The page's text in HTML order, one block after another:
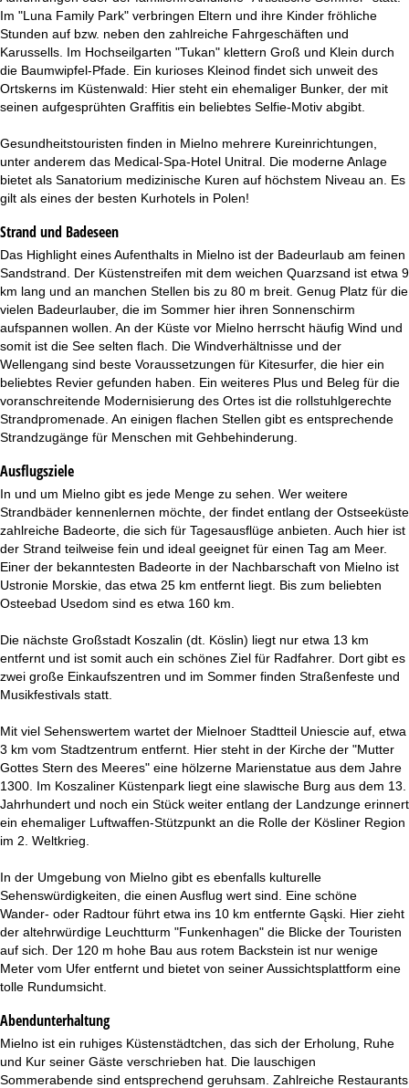
Im "Luna Family Park" verbringen Eltern und ihre Kinder fröhliche
Stunden auf bzw. neben den zahlreiche Fahrgeschäften und
Karussells. Im Hochseilgarten "Tukan" klettern Groß und Klein durch
die Baumwipfel-Pfade. Ein kurioses Kleinod findet sich unweit des
Ortskerns im Küstenwald: Hier steht ein ehemaliger Bunker, der mit
seinen aufgesprühten Graffitis ein beliebtes Selfie-Motiv abgibt.
Gesundheitstouristen finden in Mielno mehrere Kureinrichtungen,
unter anderem das Medical-Spa-Hotel Unitral. Die moderne Anlage
bietet als Sanatorium medizinische Kuren auf höchstem Niveau an. Es
gilt als eines der besten Kurhotels in Polen!
Strand und Badeseen
Das Highlight eines Aufenthalts in Mielno ist der Badeurlaub am feinen
Sandstrand. Der Küstenstreifen mit dem weichen Quarzsand ist etwa 9
km lang und an manchen Stellen bis zu 80 m breit. Genug Platz für die
vielen Badeurlauber, die im Sommer hier ihren Sonnenschirm
aufspannen wollen. An der Küste vor Mielno herrscht häufig Wind und
somit ist die See selten flach. Die Windverhältnisse und der
Wellengang sind beste Voraussetzungen für Kitesurfer, die hier ein
beliebtes Revier gefunden haben. Ein weiteres Plus und Beleg für die
voranschreitende Modernisierung des Ortes ist die rollstuhlgerechte
Strandpromenade. An einigen flachen Stellen gibt es entsprechende
Strandzugänge für Menschen mit Gehbehinderung.
Ausflugsziele
In und um Mielno gibt es jede Menge zu sehen. Wer weitere
Strandbäder kennenlernen möchte, der findet entlang der Ostseeküste
zahlreiche Badeorte, die sich für Tagesausflüge anbieten. Auch hier ist
der Strand teilweise fein und ideal geeignet für einen Tag am Meer.
Einer der bekanntesten Badeorte in der Nachbarschaft von Mielno ist
Ustronie Morskie, das etwa 25 km entfernt liegt. Bis zum beliebten
Osteebad Usedom sind es etwa 160 km.
Die nächste Großstadt Koszalin (dt. Köslin) liegt nur etwa 13 km
entfernt und ist somit auch ein schönes Ziel für Radfahrer. Dort gibt es
zwei große Einkaufszentren und im Sommer finden Straßenfeste und
Musikfestivals statt.
Mit viel Sehenswertem wartet der Mielnoer Stadtteil Uniescie auf, etwa
3 km vom Stadtzentrum entfernt. Hier steht in der Kirche der "Mutter
Gottes Stern des Meeres" eine hölzerne Marienstatue aus dem Jahre
1300. Im Koszaliner Küstenpark liegt eine slawische Burg aus dem 13.
Jahrhundert und noch ein Stück weiter entlang der Landzunge erinnert
ein ehemaliger Luftwaffen-Stützpunkt an die Rolle der Kösliner Region
im 2. Weltkrieg.
In der Umgebung von Mielno gibt es ebenfalls kulturelle
Sehenswürdigkeiten, die einen Ausflug wert sind. Eine schöne
Wander- oder Radtour führt etwa ins 10 km entfernte Gąski. Hier zieht
der altehrwürdige Leuchtturm "Funkenhagen" die Blicke der Touristen
auf sich. Der 120 m hohe Bau aus rotem Backstein ist nur wenige
Meter vom Ufer entfernt und bietet von seiner Aussichtsplattform eine
tolle Rundumsicht.
Abendunterhaltung
Mielno ist ein ruhiges Küstenstädtchen, das sich der Erholung, Ruhe
und Kur seiner Gäste verschrieben hat. Die lauschigen
Sommerabende sind entsprechend geruhsam. Zahlreiche Restaurants